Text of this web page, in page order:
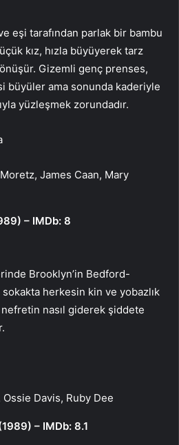
eşi tarafından parlak bir bambu
kız, hızla büyüyerek tarz
Gizemli genç prenses,
büyüler ama sonunda kaderiyle
yüzleşmek zorundadır.
James Caan, Mary
– IMDb: 8
Brooklyn’in Bedford-
herkesin kin ve yobazlık
nasıl giderek şiddete
Davis, Ruby Dee
– IMDb: 8.1